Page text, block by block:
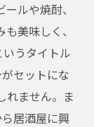
ルや焼酎、
美味しく、
うタイトル
セットにな
れません。ま
居酒屋に興